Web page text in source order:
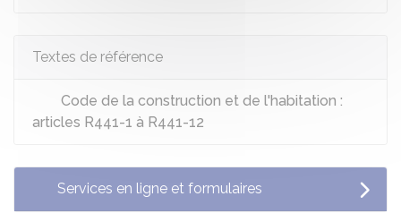
Textes de référence
Code de la construction et de l'habitation :
articles R441-1 à R441-12
Services en ligne et formulaires